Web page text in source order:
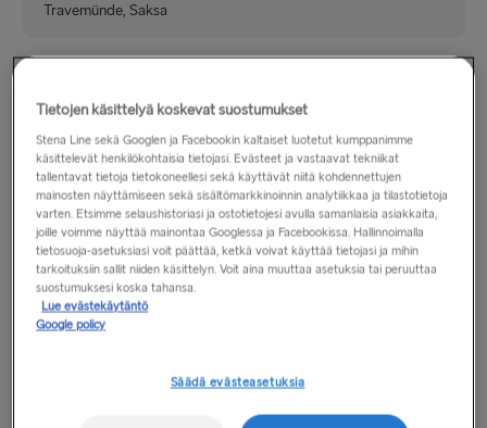
Travemünde, Saksa
Lyypekin hansakaupunkia, ja se sijaitsee Travejoen varrella
Lyypekinlahden luona noin 20 kilometrin päässä kaupungin
keskustasta. Satamaan on hyvät opasteet A1-moottoritieltä.
Aukioloajat
Maanantai: klo 8.00–15.30
Tiistai: 7.00–15.30
Keskiviikko: 7.00–19.30
Perjantai: 9.00–23.00
Tietojen käsittelyä koskevat suostumukset
Stena Line sekä Googlen ja Facebookin kaltaiset luotetut kumppanimme
käsittelevät henkilökohtaisia tietojasi. Evästeet ja vastaavat tekniikat
tallentavat tietoja tietokoneellesi sekä käyttävät niitä kohdennettujen
mainosten näyttämiseen sekä sisältömarkkinoinnin analytiikkaa ja tilastotietoja
varten. Etsimme selaushistoriasi ja ostotietojesi avulla samanlaisia asiakkaita,
joille voimme näyttää mainontaa Googlessa ja Facebookissa. Hallinnoimalla
tietosuoja-asetuksiasi voit päättää, ketkä voivat käyttää tietojasi ja mihin
tarkoituksiin sallit niiden käsittelyn. Voit aina muuttaa asetuksia tai peruuttaa
suostumuksesi koska tahansa.
Lue evästekäytäntö
Google policy
Säädä evästeasetuksia